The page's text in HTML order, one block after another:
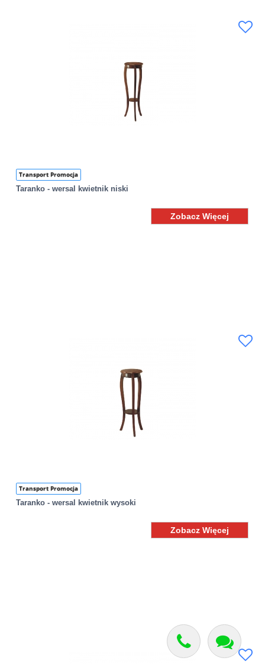
Transport Promocja
Taranko - wersal kwietnik niski
Zobacz Więcej
Transport Promocja
Taranko - wersal kwietnik wysoki
Zobacz Więcej